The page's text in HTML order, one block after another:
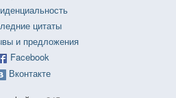
цитаты
и предложения
Facebook
Вконтакте